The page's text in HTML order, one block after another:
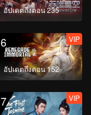
อัปเดตถึงตอน 235
6
อัปเดตถึงตอน 152
VIP
7 VIP